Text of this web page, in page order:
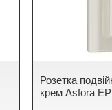
Розетка
крем Asfora